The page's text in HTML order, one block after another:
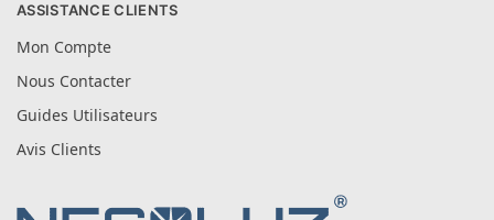
ASSISTANCE CLIENTS
Mon Compte
Nous Contacter
Guides Utilisateurs
Avis Clients